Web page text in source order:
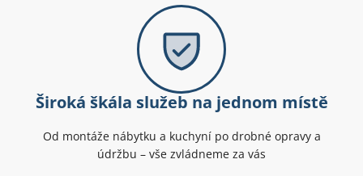
Široká škála služeb na jednom místě
Od montáže nábytku a kuchyní po drobné opravy a
údržbu – vše zvládneme za vás